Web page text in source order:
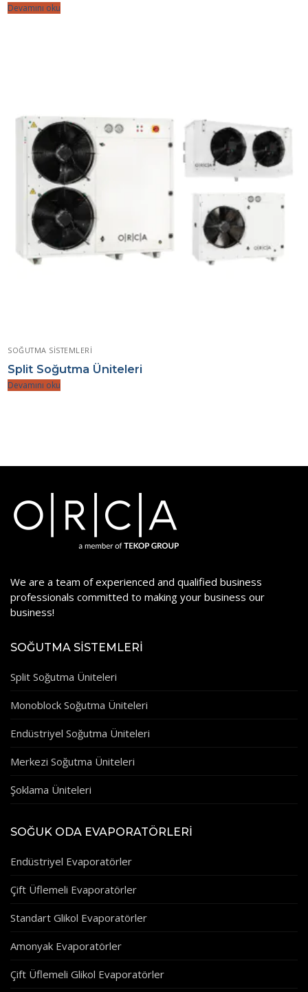
Devamını oku
SOĞUTMA SISTEMLERI
Split Soğutma Üniteleri
Devamını oku
We are a team of experienced and qualified business
professionals committed to making your business our
business!
SOĞUTMA SISTEMLERI
Split Soğutma Üniteleri
Monoblock Soğutma Üniteleri
Endüstriyel Soğutma Üniteleri
Merkezi Soğutma Üniteleri
Şoklama Üniteleri
SOĞUK ODA EVAPORATÖRLERI
Endüstriyel Evaporatörler
Çift Üflemeli Evaporatörler
Standart Glikol Evaporatörler
Amonyak Evaporatörler
Çift Üflemeli Glikol Evaporatörler